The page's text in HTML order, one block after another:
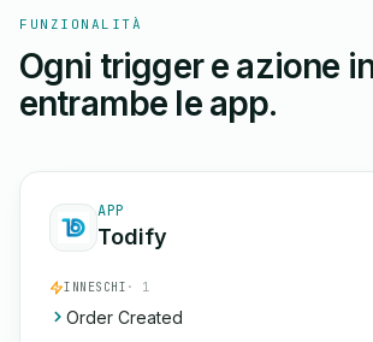
FUNZIONALITÀ
Ogni trigger e azione
entrambe le app.
APP
Todify
INNESCHI · 1
Order Created